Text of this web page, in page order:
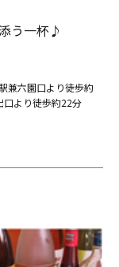
う一杯♪
兼六園口より徒歩約
より徒歩約22分